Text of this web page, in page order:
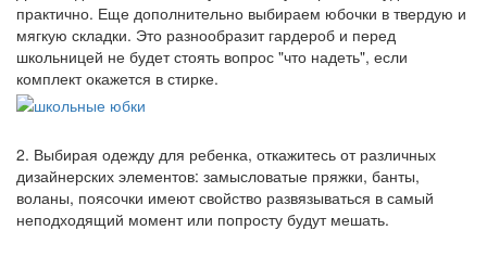
практично. Еще дополнительно выбираем юбочки в твердую и
мягкую складки. Это разнообразит гардероб и перед
школьницей не будет стоять вопрос "что надеть", если
комплект окажется в стирке.
2. Выбирая одежду для ребенка, откажитесь от различных
дизайнерских элементов: замысловатые пряжки, банты,
воланы, поясочки имеют свойство развязываться в самый
неподходящий момент или попросту будут мешать.